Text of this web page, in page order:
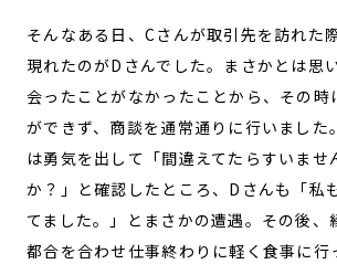
そんなある日、Cさんが取引先を訪れた
現れたのがDさんでした。まさかとは思
会ったことがなかったことから、その時
ができず、商談を通常通りに行いました
は勇気を出して「間違えてたらすいませ
か？」と確認したところ、Dさんも「私
てました。」とまさかの遭遇。その後、
都合を合わせ仕事終わりに軽く食事に行